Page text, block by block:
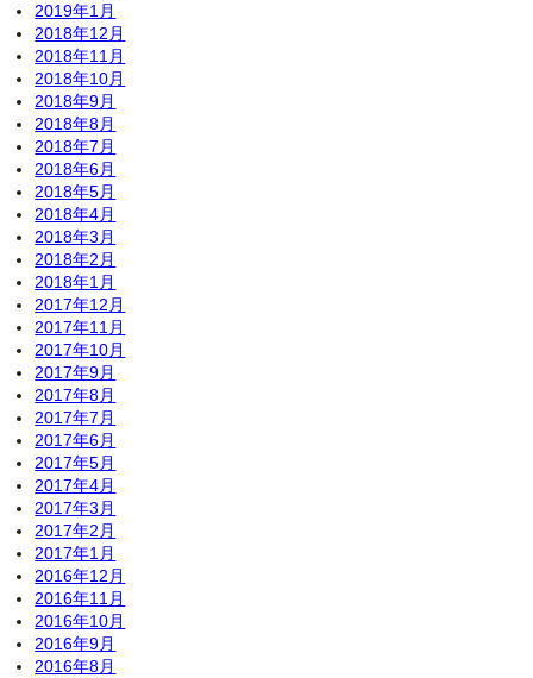
2019年1月
2018年12月
2018年11月
2018年10月
2018年9月
2018年8月
2018年7月
2018年6月
2018年5月
2018年4月
2018年3月
2018年2月
2018年1月
2017年12月
2017年11月
2017年10月
2017年9月
2017年8月
2017年7月
2017年6月
2017年5月
2017年4月
2017年3月
2017年2月
2017年1月
2016年12月
2016年11月
2016年10月
2016年9月
2016年8月